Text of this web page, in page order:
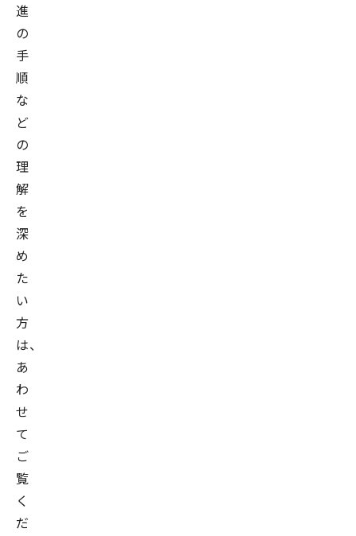
進
の
手
順
な
ど
の
理
解
を
深
め
た
い
方
は、
あ
わ
せ
て
ご
覧
く
だ